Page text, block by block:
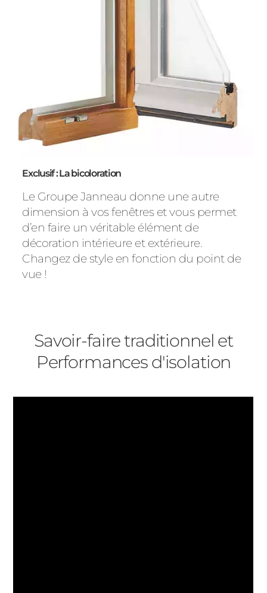
Exclusif : La bicoloration
Le Groupe Janneau donne une autre
dimension à vos fenêtres et vous permet
d’en faire un véritable élément de
décoration intérieure et extérieure.
Changez de style en fonction du point de
vue !
Savoir-faire traditionnel et
Performances d'isolation